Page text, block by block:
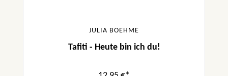
JULIA BOEHME
Tafiti - Heute bin ich du!